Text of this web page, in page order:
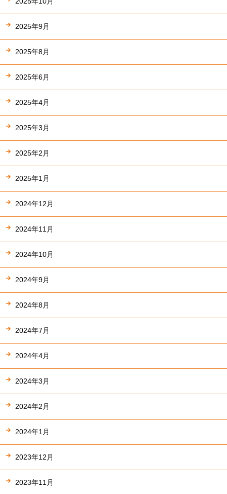
2025年9月
2025年8月
2025年6月
2025年4月
2025年3月
2025年2月
2025年1月
2024年12月
2024年11月
2024年10月
2024年9月
2024年8月
2024年7月
2024年4月
2024年3月
2024年2月
2024年1月
2023年12月
2023年11月